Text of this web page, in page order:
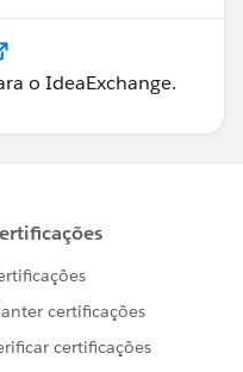
o IdeaExchange.